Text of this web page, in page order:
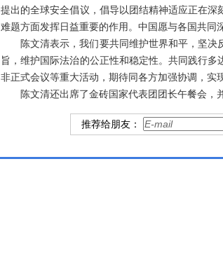
提出的全球安全倡议，倡导以团结精神适应正在
难题方面发挥日益重要的作用。中国愿与各国共同
陈文清表示，我们要共同维护世界和平，坚
旨，维护国际法治的公正性和稳定性。共同践行
非正式会议等重大活动，期待同各方加强协调，实
陈文清还出席了金砖国家代表团团长午餐会，
推荐给朋友：